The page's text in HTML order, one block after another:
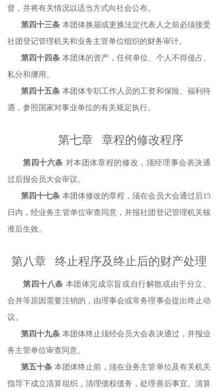
督，并将有关情况以适当方式向社会公布。
第四十三条 本团体换届或更换法定代表人之前必须接受
社团登记管理机关和业务主管单位组织的财务审计。
第四十四条 本团体的资产，任何单位、个人不得侵占、
私分和挪用。
第四十五条 本团体专职工作人员的工资和保险、福利待
遇，参照国家对事业单位的有关规定执行。
第七章 章程的修改程序
第 四十六条 对本团体章程的修改，须经理事会表决通
过后报会员大会审议。
第四十七条 本团体修改的章程，须在会员大会通过后15
日内，经业务主管单位审查同意，并报社团登记管理机关核
准后生效。
第八章 终止程序及终止后的财产处理
第四十八条 本团体完成宗旨或自行解散或由于分立、
合并等原因需要注销的，由理事会或常务理事会提出终止动
议。
第四十九条 本团体终止须经会员大会表决通过，并报业
务主管单位审查同意。
第五十条 本团体终止前，须在业务主管单位及有关机关
指导下成立清算组织，清理债权债务，处理善后事宜。清算